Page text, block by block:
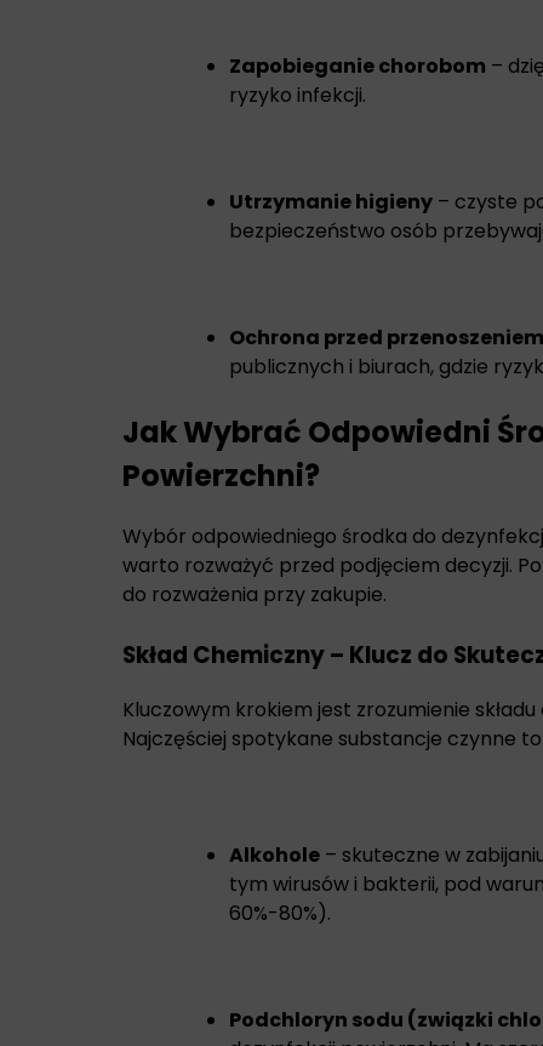
Zapobieganie chorobom –
ryzyko infekcji.
Utrzymanie higieny– czyste
bezpieczeństwo osób
Ochrona przed
publicznych i biurach, gdzie
Jak Wybrać Odpowiedni
Powierzchni?
Wybór odpowiedniego środka do
warto rozważyć przed podjęciem decyzji.
do rozważenia przy zakupie.
Skład Chemiczny – Klucz do
Kluczowym krokiem jest zrozumienie
Najczęściej spotykane substancje czynne
Alkohole– skuteczne w
tym wirusów i bakterii, pod
60%-80%).
Podchloryn sodu (związki